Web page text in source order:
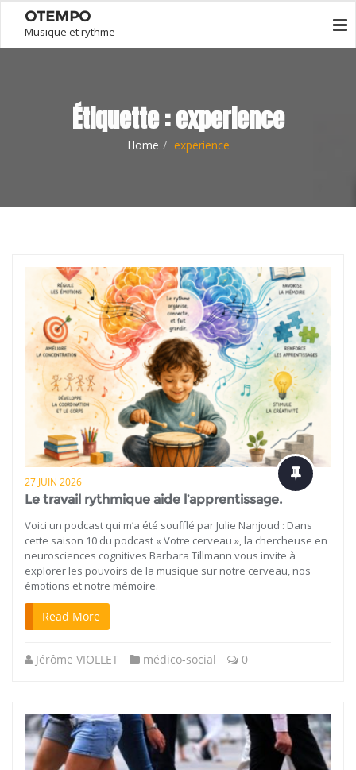
OTEMPO
Musique et rythme
Étiquette :experience
Home experience
27 JUIN 2026
Le travail rythmique aide l’apprentissage.
Voici un podcast qui m’a été soufflé par Julie Nanjoud : Dans
cette saison 10 du podcast « Votre cerveau », la chercheuse en
neurosciences cognitives Barbara Tillmann vous invite à
explorer les pouvoirs de la musique sur notre cerveau, nos
émotions et notre mémoire.
Read More
Jérôme VIOLLET médico-social 0